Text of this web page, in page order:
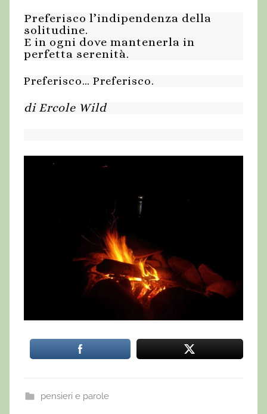
Preferisco l’indipendenza della
solitudine.
E in ogni dove mantenerla in
perfetta serenità.
Preferisco… Preferisco.
di Ercole Wild
pensieri e parole